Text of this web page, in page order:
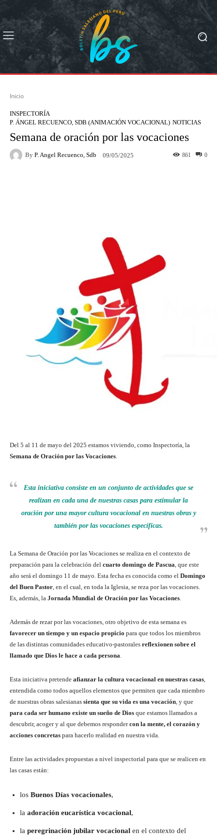
Inicio
INSPECTORÍA
P. ÁNGEL RECUENCO, SDB (ANIMACIÓN VOCACIONAL) NOTICIAS
Semana de oración por las vocaciones
By P. Angel Recuenco, Sdb 09/05/2025 0
861
Del 5 al 11 de mayo del 2025 estamos viviendo, como Inspectoría, la
Semana de Oración por las Vocaciones
Esta iniciativa consiste en un conjunto de actividades que se
realizan en cada una de nuestras casas para estimular la
oración por una mayor cultura vocacionalen nuestras obras y
también por las vocaciones específicas.
La Semana de Oración por las Vocaciones se realiza en el contexto de
preparación para la celebración del cuarto domingo de Pascua , que este
año será el domingo 11 de mayo. Esta fecha es conocida como el Domingo
del Buen Pastor , en el cual, en toda la Iglesia, se reza por las vocaciones.
Es, además, la Jornada Mundial de Oración por las Vocaciones
Además de rezar por las vocaciones, otro objetivo de esta semana es
favorecer un tiempo y un espacio propicio para que todos los miembros
de las distintas comunidades educativo-pastorales reflexionen sobre el
llamado que Dios le hace a cada persona
Esta iniciativa pretende afianzar la cultura vocacional en nuestras casas
entendida como todos aquellos elementos que permiten que cada miembro
de nuestras obras salesianas sienta que su vida es una vocación , y que
para cada ser humano existe un sueño de Dios que estamos llamados a
descubrir, acoger y al que debemos respondercon la mente, el corazón y
acciones concretas para hacerlo realidad en nuestra vida.
Entre las actividades propuestas a nivel inspectorial para que se realicen en
las casas están:
los Buenos Días vocacionales,
la adoración eucarística vocacional,
la peregrinación jubilar vocacional en el contexto del